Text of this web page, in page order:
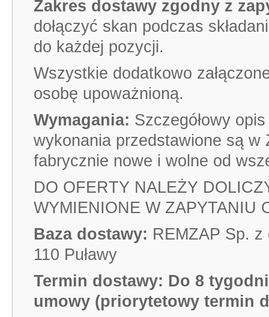
Zakres dostawy zgodny z
dołączyć skan podczas
do każdej pozycji.
Wszystkie dodatkowo
osobę upoważnioną.
Wymagania: Szczegółowy
wykonania przedstawione są
fabrycznie nowe i wolne od
DO OFERTY NALEŻY
WYMIENIONE W ZAPYTANIU
Baza dostawy: REMZAP Sp.
110 Puławy
Termin dostawy: Do 8
umowy (priorytetowy termin